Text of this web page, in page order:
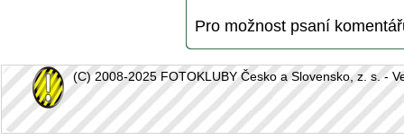
Pro možnost psaní
(C) 2008-2025 FOTOKLUBY Česko a Slovensko, z. s. -